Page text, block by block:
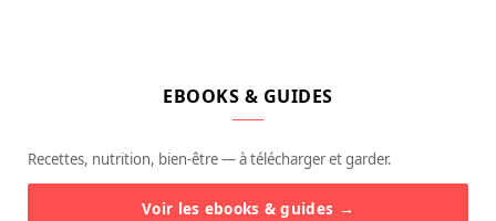
EBOOKS & GUIDES
Recettes, nutrition, bien-être — à télécharger et garder.
Voir les ebooks & guides →